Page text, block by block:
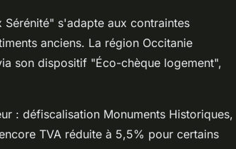
s'adapte aux contraintes
anciens. La région Occitanie
son dispositif "Éco-chèque logement",
: défiscalisation Monuments Historiques,
TVA réduite à 5,5% pour certains